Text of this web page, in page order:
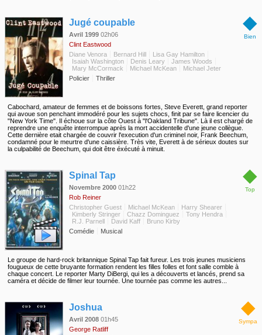
◆
Bien
Jugé coupable
Avril 1999 02h06
Clint Eastwood
Diane Venora
Bernard Hill
Lisa Gay Hamilton
Isaiah Washington
Denis Leary
James Woods
Mary McCormack
Michael McKean
Michael Jeter
Policier
Thriller
Cabochard, amateur de femmes et de boissons fortes, Steve Everett, grand reporter
qui avoue son penchant immodéré pour les sujets chocs, finit par se faire licencier du
"New York Time". Il échoue sur la côte Ouest à "l'Oakland Tribune". Là il est chargé de
reprendre une enquête interrompue après la mort accidentelle d'une jeune collègue.
Cette dernière etait chargée de couvrir l'execution d'un criminel noir, Frank Beechum,
condamné pour le meurtre d'une caissière. Très vite, Everett à de sérieux doutes sur
la culpabilité de Beechum, qui doit être éxécuté à minuit.
◆
Top
Spinal Tap
Novembre 2000 01h22
Rob Reiner
Christopher Guest
Michael McKean
Harry Shearer
Kimberly Stringer
Chazz Dominguez
Tony Hendra
R.J. Parnell
David Kaff
Bruno Kirby
Comédie
Musical
Le groupe de hard-rock britannique Spinal Tap fait fureur. Les trois jeunes musiciens
fougueux de cette bruyante formation rendent les filles folles et font salle comble à
chaque concert. Le reporter Marty DiBergi, qui les a découverts et lancés, prend sa
caméra et décide de filmer leur tournée. Une tournée pas comme les autres...
◆
Sympa
Joshua
Avril 2008 01h45
George Ratliff